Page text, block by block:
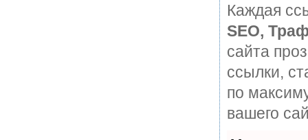
Каждая
SEO,
сайта
ссылки,
по
вашего